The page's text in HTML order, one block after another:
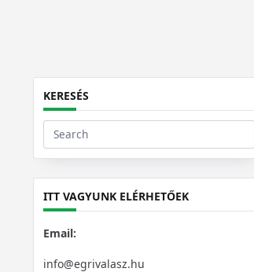
KERESÉS
Search
for:
ITT VAGYUNK ELÉRHETŐEK
Email:
info@egrivalasz.hu